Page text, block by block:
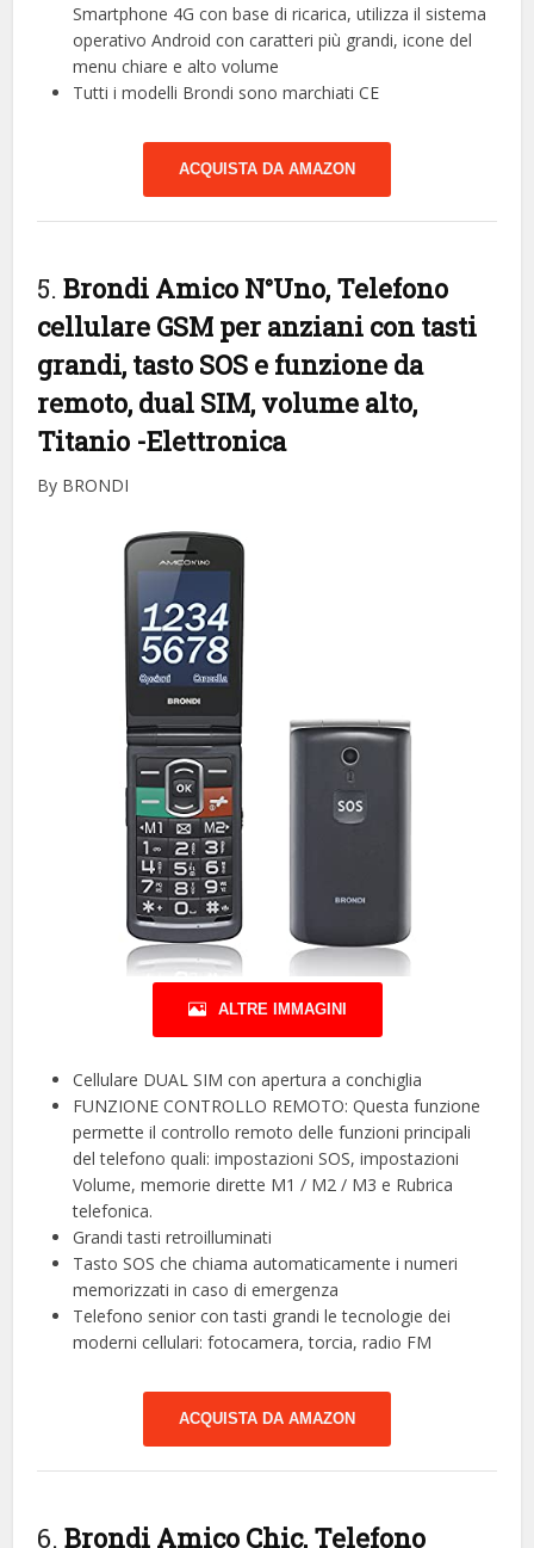
Smartphone 4G con base di ricarica, utilizza il sistema
operativo Android con caratteri più grandi, icone del
menu chiare e alto volume
Tutti i modelli Brondi sono marchiati CE
ACQUISTA DA AMAZON
5.Brondi Amico N°Uno, Telefono
cellulare GSM per anziani con tasti
grandi, tasto SOS e funzione da
remoto, dual SIM, volume alto,
Titanio -Elettronica
By BRONDI
ALTRE IMMAGINI
Cellulare DUAL SIM con apertura a conchiglia
FUNZIONE CONTROLLO REMOTO: Questa funzione
permette il controllo remoto delle funzioni principali
del telefono quali: impostazioni SOS, impostazioni
Volume, memorie dirette M1 / M2 / M3 e Rubrica
telefonica.
Grandi tasti retroilluminati
Tasto SOS che chiama automaticamente i numeri
memorizzati in caso di emergenza
Telefono senior con tasti grandi le tecnologie dei
moderni cellulari: fotocamera, torcia, radio FM
ACQUISTA DA AMAZON
6.Brondi Amico Chic, Telefono